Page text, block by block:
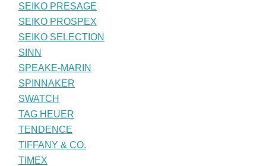
SEIKO PRESAGE
SEIKO PROSPEX
SEIKO SELECTION
SINN
SPEAKE-MARIN
SPINNAKER
SWATCH
TAG HEUER
TENDENCE
TIFFANY & CO.
TIMEX